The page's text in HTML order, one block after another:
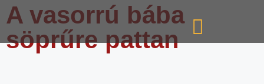
A vasorrú bába
söprűre pattan